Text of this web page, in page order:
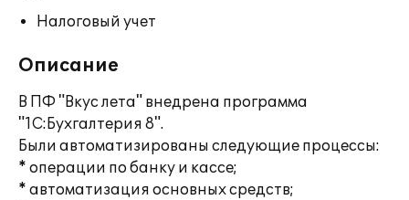
Налоговый учет
Описание
В ПФ "Вкус лета" внедрена программа
"1С:Бухгалтерия 8".
Были автоматизированы следующие процессы:
* операции по банку и кассе;
* автоматизация основных средств;